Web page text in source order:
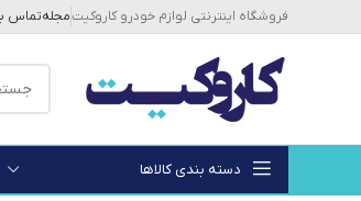
فروشگاه اینترنتی لوازم خودرو کاروکیتمجلهتماس
دسته بندی کالاها